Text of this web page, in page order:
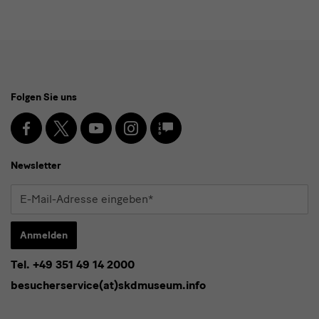
Media
und
Newsletter
Folgen Sie uns
Facebook
X YoutubeInstagramSKD
Blog
Newsletter
E-
Adresse
Anmelden
* Pflichtfeld
Ich stimme derDatenschutzerklärung
Tel. +49 351 49 14 2000
besucherservice(at)skdmuseum.info